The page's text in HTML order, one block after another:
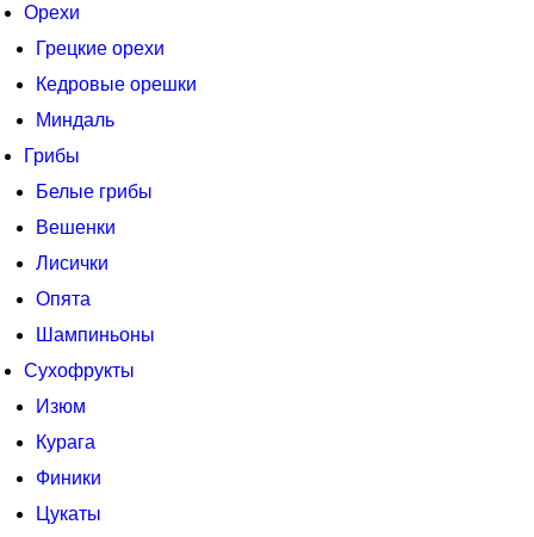
Орехи
Грецкие орехи
Кедровые орешки
Миндаль
Грибы
Белые грибы
Вешенки
Лисички
Опята
Шампиньоны
Сухофрукты
Изюм
Курага
Финики
Цукаты